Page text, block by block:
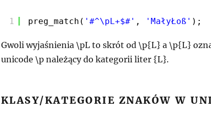
1 preg_match( '#^\pL+$#' , 'MałyŁoß' );
Gwoli wyjaśnienia \pL to skrót od \p{L} a \p{L}
unicode \p należący do kategorii liter {L}.
KLASY/KATEGORIE ZNAKÓW W